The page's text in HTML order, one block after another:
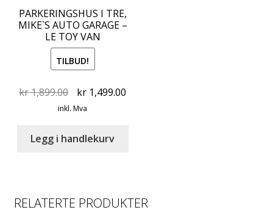
PARKERINGSHUS I TRE,
MIKE`S AUTO GARAGE –
LE TOY VAN
TILBUD!
kr1,899.00
Original
price
kr 1,899.00.
kr 1,499.00
inkl. Mva
Legg i handlekurv
RELATERTE PRODUKTER